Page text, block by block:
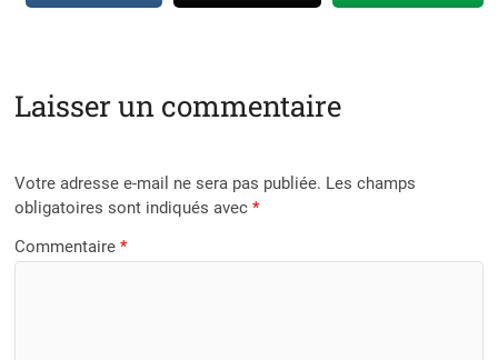
Laisser un commentaire
Votre adresse e-mail ne sera pas publiée. Les champs
obligatoires sont indiqués avec*
Commentaire*